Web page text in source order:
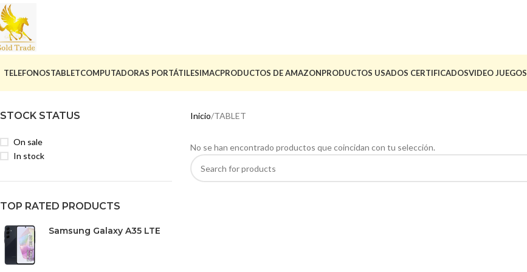
TELEFONOSTABLETCOMPUTADORAS PORTÁTILESIMACPRODUCTOS DE AMAZONPRODUCTOS USADOS CERTIFICADOSVIDEO JUEGOS
STOCK STATUS
On sale
In stock
TOP RATED PRODUCTS
Samsung Galaxy A35 LTE
Inicio TABLET
No se han encontrado productos que coincidan con tu selección.